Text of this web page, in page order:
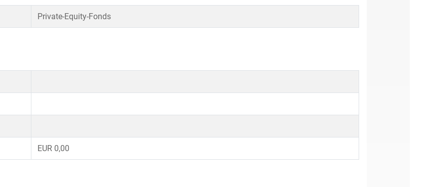
Private-Equity-Fonds
EUR 0,00